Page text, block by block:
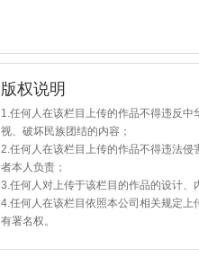
版权说明
1.任何人在该栏目上传的作品不得违反
视、破坏民族团结的内容；
2.任何人在该栏目上传的作品不得违法
者本人负责；
3.任何人对上传于该栏目的作品的设计、
4.任何人在该栏目依照本公司相关规定
有署名权。